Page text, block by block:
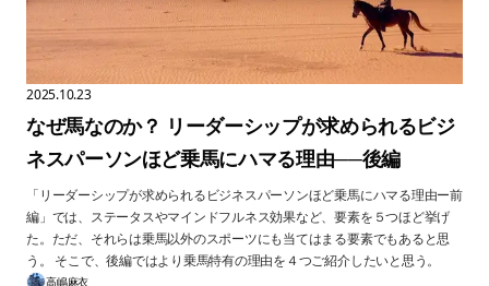
2025.10.23
なぜ馬なのか？ リーダーシップが求められるビジ
ネスパーソンほど乗馬にハマる理由──後編
「リーダーシップが求められるビジネスパーソンほど乗馬にハマる理由ー前
編」では、ステータスやマインドフルネス効果など、要素を５つほど挙げ
た。ただ、それらは乗馬以外のスポーツにも当てはまる要素でもあると思